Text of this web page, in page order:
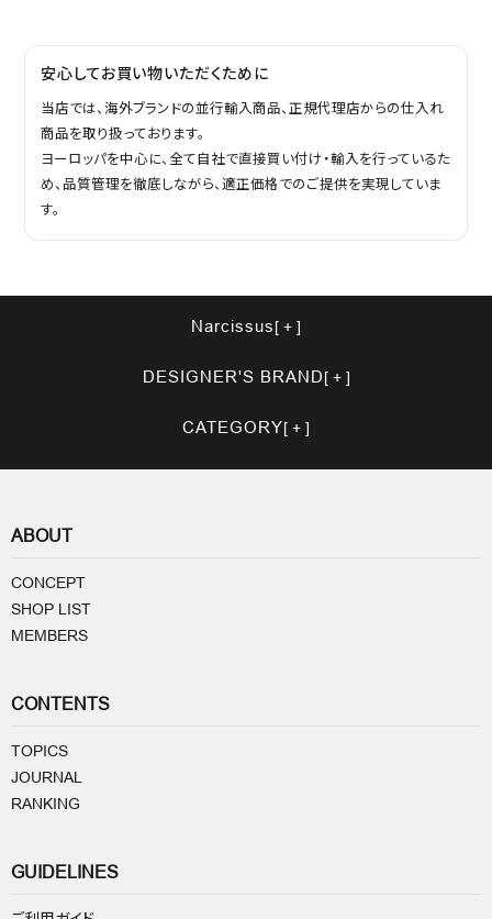
安心してお買い物いただくために
当店では、海外ブランドの並行輸入商品、正規代理店からの仕入れ
商品を取り扱っております。
ヨーロッパを中心に、全て自社で直接買い付け・輸入を行っているた
め、品質管理を徹底しながら、適正価格でのご提供を実現していま
す。
Narcissus
DESIGNER'S BRAND
CATEGORY
ABOUT
CONCEPT
SHOP LIST
MEMBERS
CONTENTS
TOPICS
JOURNAL
RANKING
GUIDELINES